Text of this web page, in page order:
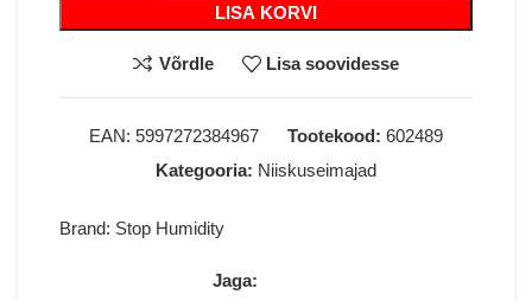
LISA KORVI
Võrdle Lisa soovidesse
EAN: 5997272384967 Tootekood: 602489
Kategooria: Niiskuseimajad
Brand: Stop Humidity
Jaga: